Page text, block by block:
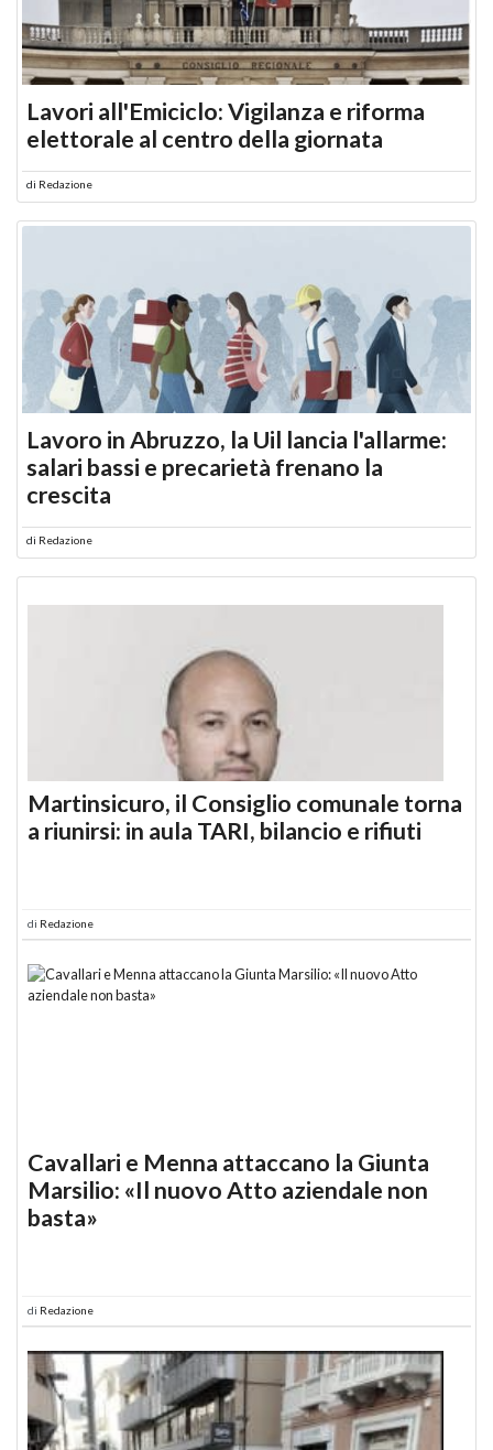
Lavori all'Emiciclo: Vigilanza e riforma
elettorale al centro della giornata
di Redazione
Lavoro in Abruzzo, la Uil lancia l'allarme:
salari bassi e precarietà frenano la
crescita
di Redazione
Martinsicuro, il Consiglio comunale torna
a riunirsi: in aula TARI, bilancio e rifiuti
di Redazione
Cavallari e Menna attaccano la Giunta
Marsilio: «Il nuovo Atto aziendale non
basta»
di Redazione